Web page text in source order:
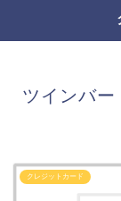
ツインバー
クレジットカード